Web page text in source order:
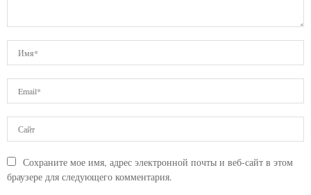
Сохраните мое имя, адрес электронной почты и веб-сайт в этом
браузере для следующего комментария.